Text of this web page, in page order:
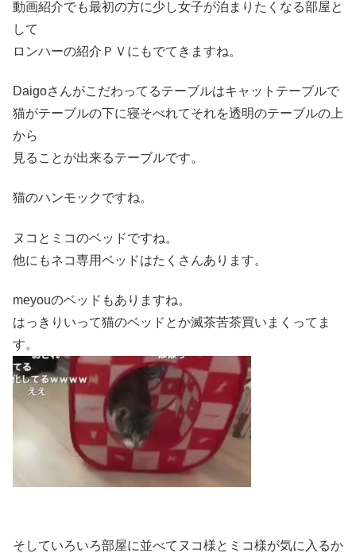
動画紹介でも最初の方に少し女子が泊まりたくなる部屋と
して
ロンハーの紹介ＰＶにもでてきますね。
Daigoさんがこだわってるテーブルはキャットテーブルで
猫がテーブルの下に寝そべれてそれを透明のテーブルの上
から
見ることが出来るテーブルです。
猫のハンモックですね。
ヌコとミコのベッドですね。
他にもネコ専用ベッドはたくさんあります。
meyouのベッドもありますね。
はっきりいって猫のベッドとか滅茶苦茶買いまくってま
す。
そしていろいろ部屋に並べてヌコ様とミコ様が気に入るか